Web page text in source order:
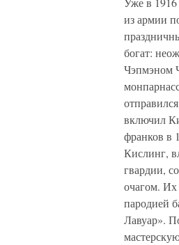
из армии
богат:
Чэпмэном
включил
франков в
Кислинг,
гвардии,
очагом. Их
пародией
Лавуар».